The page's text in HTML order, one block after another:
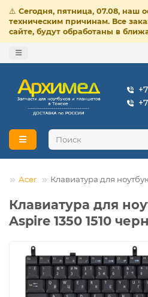
⚠️ Сегодня, пятница, 07.08, наш
техническим причинам. Все
сайте, будут обработаны в
Acer Клавиатура для
Клавиатура для
Aspire 1350 1510